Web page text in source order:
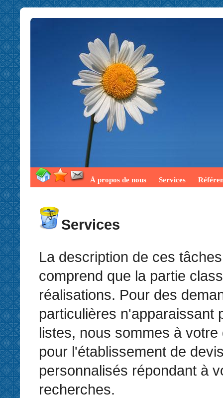
À propos de nous Services
Services
La description de ces
comprend que la partie
réalisations. Pour des
particulières n'apparaissant
listes, nous sommes à votre
pour l'établissement de
personnalisés répondant à
recherches.